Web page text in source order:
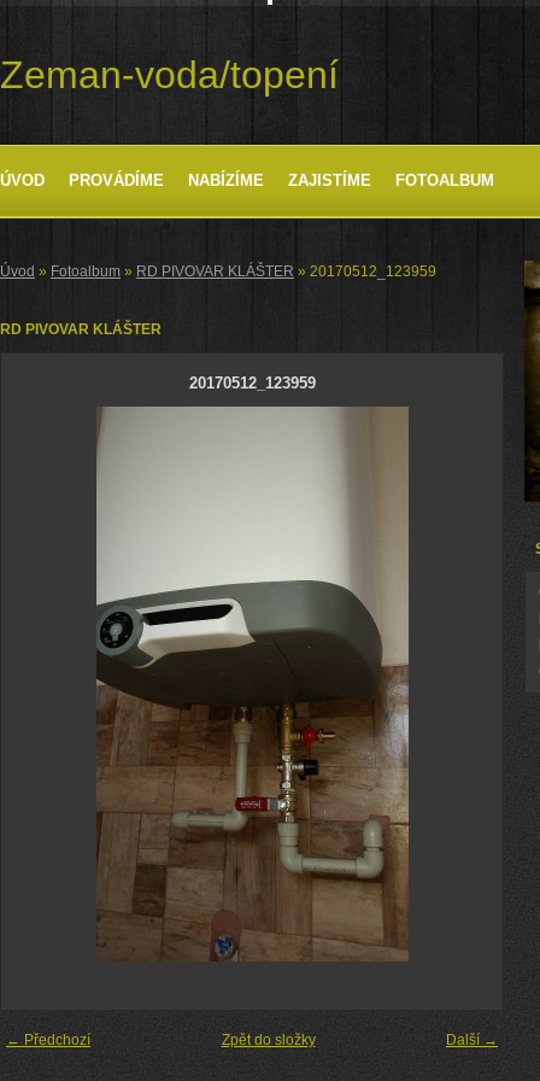
Zeman-voda/topení
ÚVOD PROVÁDÍME NABÍZÍME ZAJISTÍME FOTOALBUM
Úvod » Fotoalbum » RD PIVOVAR KLÁŠTER » 20170512_123959
RD PIVOVAR KLÁŠTER
20170512_123959
← Předchozí Další →
Zpět do složky